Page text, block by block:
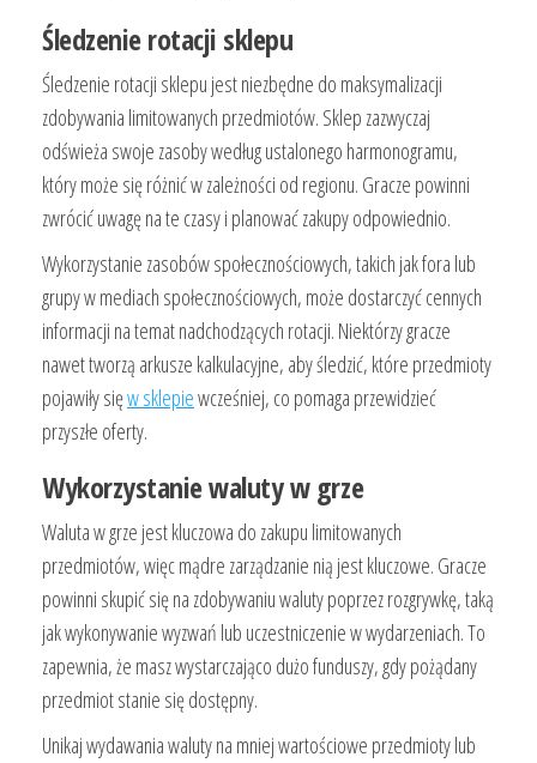
Śledzenie rotacji sklepu
Śledzenie rotacji sklepu jest niezbędne do maksymalizacji
zdobywania limitowanych przedmiotów. Sklep zazwyczaj
odświeża swoje zasoby według ustalonego harmonogramu,
który może się różnić w zależności od regionu. Gracze powinni
zwrócić uwagę na te czasy i planować zakupy odpowiednio.
Wykorzystanie zasobów społecznościowych, takich jak fora lub
grupy w mediach społecznościowych, może dostarczyć cennych
informacji na temat nadchodzących rotacji. Niektórzy gracze
nawet tworzą arkusze kalkulacyjne, aby śledzić, które przedmioty
pojawiły sięw sklepiewcześniej, co pomaga przewidzieć
przyszłe oferty.
Wykorzystanie waluty w grze
Waluta w grze jest kluczowa do zakupu limitowanych
przedmiotów, więc mądre zarządzanie nią jest kluczowe. Gracze
powinni skupić się na zdobywaniu waluty poprzez rozgrywkę, taką
jak wykonywanie wyzwań lub uczestniczenie w wydarzeniach. To
zapewnia, że masz wystarczająco dużo funduszy, gdy pożądany
przedmiot stanie się dostępny.
Unikaj wydawania waluty na mniej wartościowe przedmioty lub